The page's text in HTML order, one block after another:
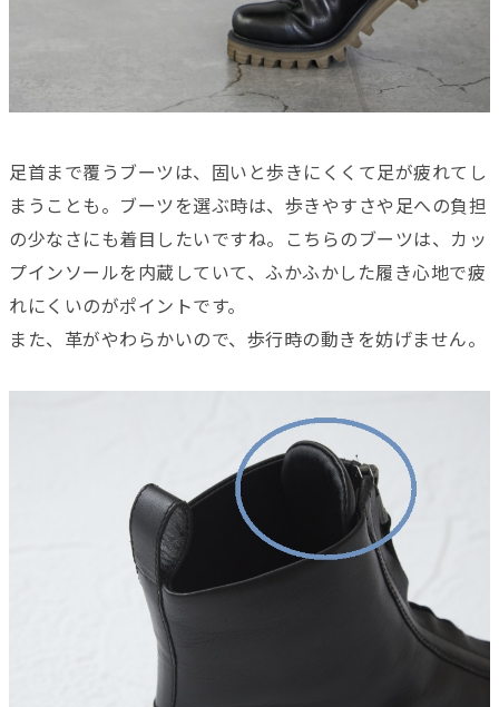
足首まで覆うブーツは、固いと歩きにくくて足が疲れてし
まうことも。ブーツを選ぶ時は、歩きやすさや足への負担
の少なさにも着目したいですね。こちらのブーツは、カッ
プインソールを内蔵していて、ふかふかした履き心地で疲
れにくいのがポイントです。
また、革がやわらかいので、歩行時の動きを妨げません。